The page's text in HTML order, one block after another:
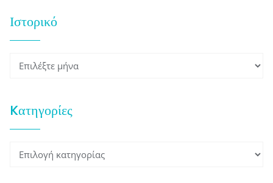
Ιστορικό
Ιστορικό
Kατηγορίες
Kατηγορίες